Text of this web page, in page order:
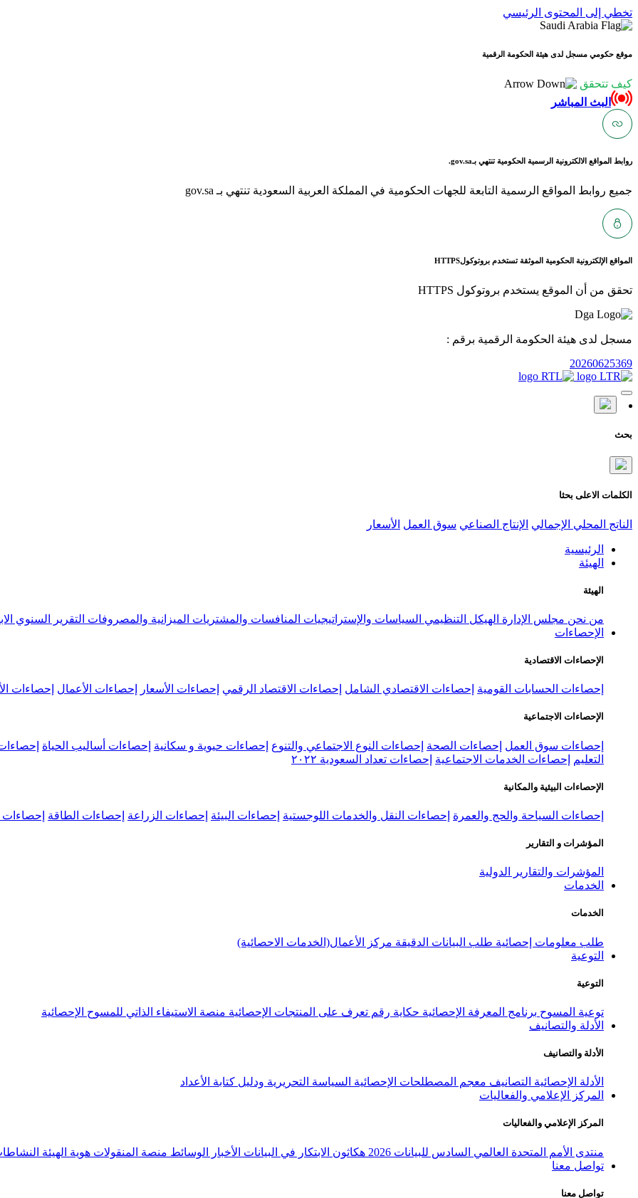
تخطي إلى المحتوى الرئيسي
موقع حكومي مسجل لدى هيئة الحكومة الرقمية
كيف تتحقق
البث المباشر
روابط المواقع الالكترونية الرسمية الحكومية تنتهي بـgov.sa.
جميع روابط المواقع الرسمية التابعة للجهات الحكومية في المملكة العربية السعودية تنتهي بـ gov.sa
المواقع الإلكترونية الحكومية الموثقة تستخدم بروتوكولHTTPS
تحقق من أن الموقع يستخدم بروتوكول HTTPS
مسجل لدى هيئة الحكومة الرقمية برقم :
20260625369
بحث
الكلمات الاعلى بحثا
الناتج المحلي الإجمالي الإنتاج الصناعي سوق العمل الأسعار
الرئيسية
الهيئة
الهيئة
من نحن مجلس الإدارة الهيكل التنظيمي السياسات والإستراتيجيات المنافسات والمشتريات الميزانية والمصروفات التقرير السنوي
الإحصاءات
الإحصاءات الاقتصادية
إحصاءات الحسابات القومية إحصاءات الاقتصادي الشامل إحصاءات الاقتصاد الرقمي إحصاءات الأسعار إحصاءات الأعمال إحصاءات
الإحصاءات الاجتماعية
إحصاءات سوق العمل إحصاءات الصحة إحصاءات النوع الاجتماعي والتنوع إحصاءات حيوية و سكانية إحصاءات أساليب الحياة
التعليم
إحصاءات الخدمات الاجتماعية إحصاءات تعداد السعودية ٢٠٢٢
الإحصاءات البيئية والمكانية
إحصاءات السياحة والحج والعمرة إحصاءات النقل والخدمات اللوجستية إحصاءات البيئة إحصاءات الزراعة إحصاءات الطاقة إحصاءات
المؤشرات و التقارير
المؤشرات والتقارير الدولية
الخدمات
الخدمات
طلب معلومات إحصائية طلب البيانات الدقيقة مركز الأعمال(الخدمات الاحصائية)
التوعية
التوعية
توعية المسوح برنامج المعرفة الإحصائية حكاية رقم تعرف على المنتجات الإحصائية منصة الاستيفاء الذاتي للمسوح الإحصائية
الأدلة والتصانيف
الأدلة والتصانيف
الأدلة الإحصائية التصانيف معجم المصطلحات الإحصائية السياسة التحريرية ودليل كتابة الأعداد
المركز الإعلامي والفعاليات
المركز الإعلامي والفعاليات
منتدى الأمم المتحدة العالمي السادس للبيانات 2026 هكاثون الابتكار في البيانات الأخبار الوسائط منصة المنقولات هوية الهيئة
تواصل معنا
تواصل معنا